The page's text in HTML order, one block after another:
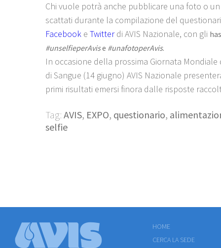
Chi vuole potrà anche pubblicare una foto o
scattati durante la compilazione del
Facebook e Twitterdi AVIS Nazionale, con gli
#unselfieperAvise #unafotoperAvis.
In occasione della prossima Giornata
di Sangue (14 giugno) AVIS Nazionale
primi risultati emersi finora dalle risposte
Tag: AVIS, EXPO, questionario,
selfie
HOME
CERCA LA SEDE